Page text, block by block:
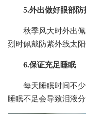
5.外出做好眼部防
秋季风大时外出
烈时佩戴防紫外线太
6.保证充足睡眠
每天睡眠时间不
睡眠不足会导致泪液